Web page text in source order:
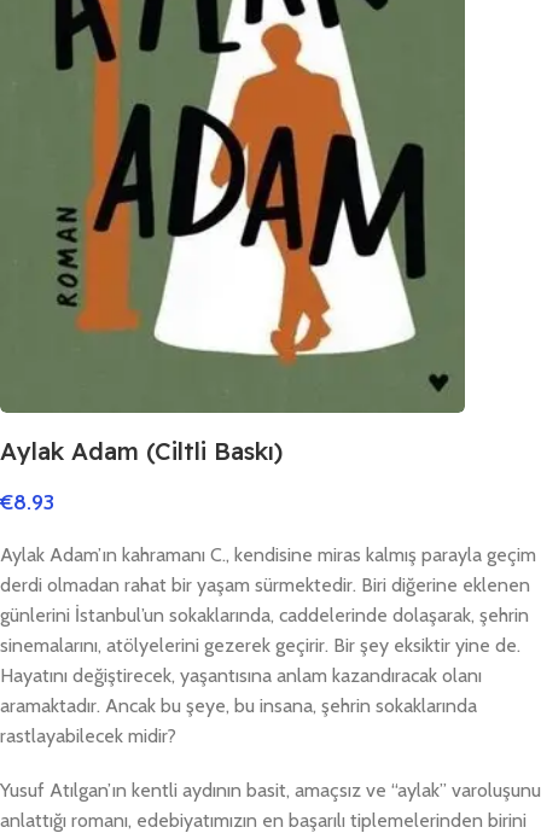
Aylak Adam (Ciltli Baskı)
€8.93
Aylak Adam’ın kahramanı C., kendisine miras kalmış parayla geçim
derdi olmadan rahat bir yaşam sürmektedir. Biri diğerine eklenen
günlerini İstanbul’un sokaklarında, caddelerinde dolaşarak, şehrin
sinemalarını, atölyelerini gezerek geçirir. Bir şey eksiktir yine de.
Hayatını değiştirecek, yaşantısına anlam kazandıracak olanı
aramaktadır. Ancak bu şeye, bu insana, şehrin sokaklarında
rastlayabilecek midir?
Yusuf Atılgan’ın kentli aydının basit, amaçsız ve “aylak” varoluşunu
anlattığı romanı, edebiyatımızın en başarılı tiplemelerinden birini